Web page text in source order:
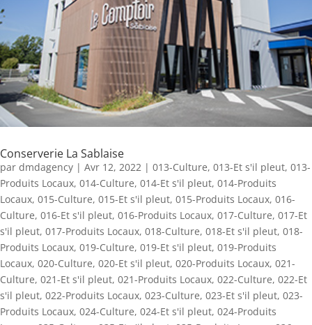
Conserverie La Sablaise
par dmdagency | Avr 12, 2022 | 013-Culture, 013-Et s'il pleut, 013-
Produits Locaux, 014-Culture, 014-Et s'il pleut, 014-Produits
Locaux, 015-Culture, 015-Et s'il pleut, 015-Produits Locaux, 016-
Culture, 016-Et s'il pleut, 016-Produits Locaux, 017-Culture, 017-Et
s'il pleut, 017-Produits Locaux, 018-Culture, 018-Et s'il pleut, 018-
Produits Locaux, 019-Culture, 019-Et s'il pleut, 019-Produits
Locaux, 020-Culture, 020-Et s'il pleut, 020-Produits Locaux, 021-
Culture, 021-Et s'il pleut, 021-Produits Locaux, 022-Culture, 022-Et
s'il pleut, 022-Produits Locaux, 023-Culture, 023-Et s'il pleut, 023-
Produits Locaux, 024-Culture, 024-Et s'il pleut, 024-Produits